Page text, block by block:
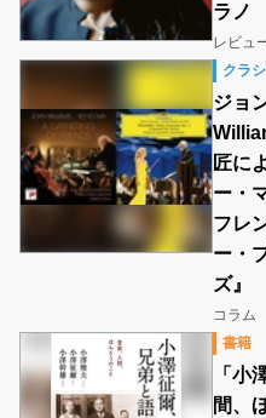
ラノ
レビュ
クラ
ジョ
匠に
ー・
フレ
ー・
ズ』
コラム
書籍
「小
間、